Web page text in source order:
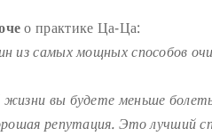
о практике Ца-Ца:
из самых мощных способов
вы будете меньше
репутация. Это лучший